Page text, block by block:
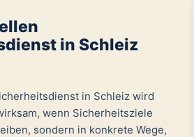
in Schleiz
in Schleiz wird
wenn Sicherheitsziele
sondern in konkrete Wege,